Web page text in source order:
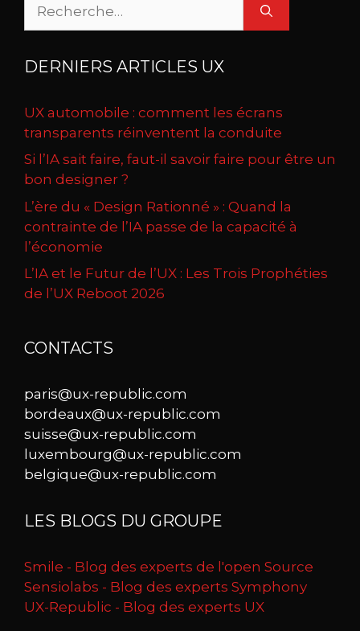
DERNIERS ARTICLES UX
UX automobile : comment les écrans
transparents réinventent la conduite
Si l’IA sait faire, faut-il savoir faire pour être un
bon designer ?
L’ère du « Design Rationné » : Quand la
contrainte de l’IA passe de la capacité à
l’économie
L’IA et le Futur de l’UX : Les Trois Prophéties
de l’UX Reboot 2026
CONTACTS
paris@ux-republic.com
bordeaux@ux-republic.com
suisse@ux-republic.com
luxembourg@ux-republic.com
belgique@ux-republic.com
LES BLOGS DU GROUPE
Smile - Blog des experts de l'open Source
Sensiolabs - Blog des experts Symphony
UX-Republic - Blog des experts UX